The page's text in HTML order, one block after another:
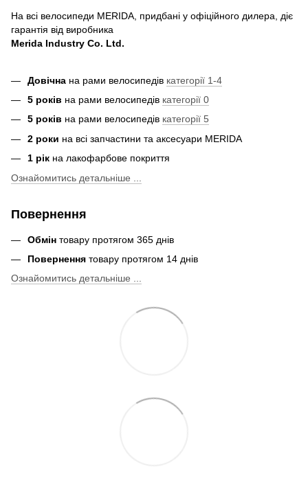
На всі велосипеди MERIDA, придбані у офіційного дилера, діє
гарантія від виробника
Merida Industry Co. Ltd.
Довічна на рами велосипедів категорії 1-4
5 років на рами велосипедів категорії 0
5 років на рами велосипедів категорії 5
2 роки на всі запчастини та аксесуари MERIDA
1 рік на лакофарбове покриття
Ознайомитись детальніше ...
Повернення
Обмін товару протягом 365 днів
Повернення товару протягом 14 днів
Ознайомитись детальніше ...